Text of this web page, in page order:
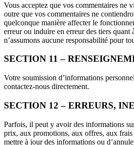
Vous acceptez que vos commentaires ne
outre que vos commentaires ne
quelconque manière affecter le
erreur ou induire en erreur des tiers quant
n’assumons aucune responsabilité pour
SECTION 11 –
Votre soumission d’informations
contactez-nous directement.
SECTION 12 – ERREURS,
Parfois, il peut y avoir des informations
prix, aux promotions, aux offres, aux
mettre à jour des informations ou